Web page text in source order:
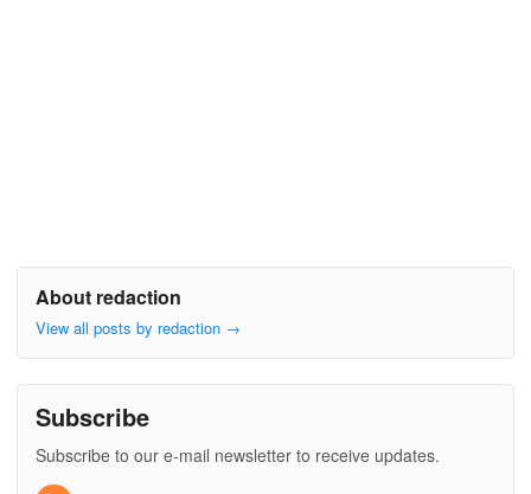
About redaction
View all posts by redaction →
Subscribe
Subscribe to our e-mail newsletter to receive updates.